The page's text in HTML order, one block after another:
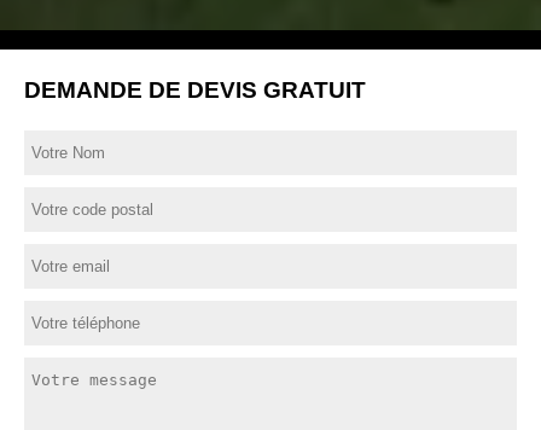
DEMANDE DE DEVIS GRATUIT